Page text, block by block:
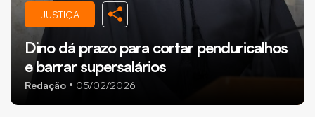
JUSTIÇA
Dino dá prazo para cortar penduricalhos
e barrar supersalários
Redação 05/02/2026